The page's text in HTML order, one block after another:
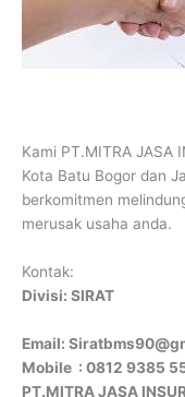
Kami PT.MITRA JASA
Kota Batu Bogor dan
berkomitmen
merusak usaha anda.
Kontak:
Divisi: SIRAT
Email:
Mobile : 0812 9385
PT.MITRA JASA